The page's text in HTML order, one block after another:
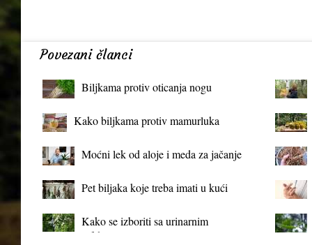
Povezani članci
Biljkama protiv oticanja nogu
Kako biljkama protiv mamurluka
Moćni lek od aloje i meda za jačanje
Pet biljaka koje treba imati u kući
Kako se izboriti sa urinarnim
infekcijama?